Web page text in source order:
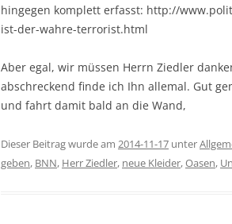
hingegen komplett erfasst: http://
ist-der-wahre-terrorist.html
Aber egal, wir müssen Herrn Ziedler
abschreckend finde ich Ihn allemal. Gut
und fahrt damit bald an die Wand,
Dieser Beitrag wurde am 2014-11-17 unter
geben, BNN, Herr Ziedler, neue Kleider,Oasen,